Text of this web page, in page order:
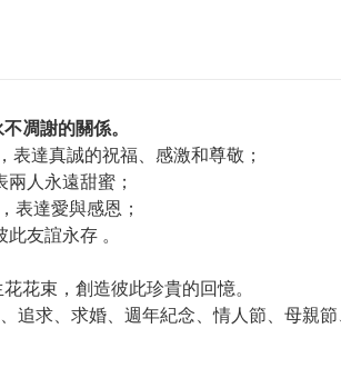
凋謝的關係。
表達真誠的祝福、感激和尊敬；
兩人永遠甜蜜；
表達愛與感恩；
友誼永存 。
花束，創造彼此珍貴的回憶。
追求、求婚、週年紀念、情人節、母親